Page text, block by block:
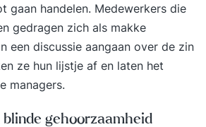
gaan handelen. Medewerkers die
gedragen zich als makke
een discussie aangaan over de zin
ze hun lijstje af en laten het
managers.
blinde gehoorzaamheid